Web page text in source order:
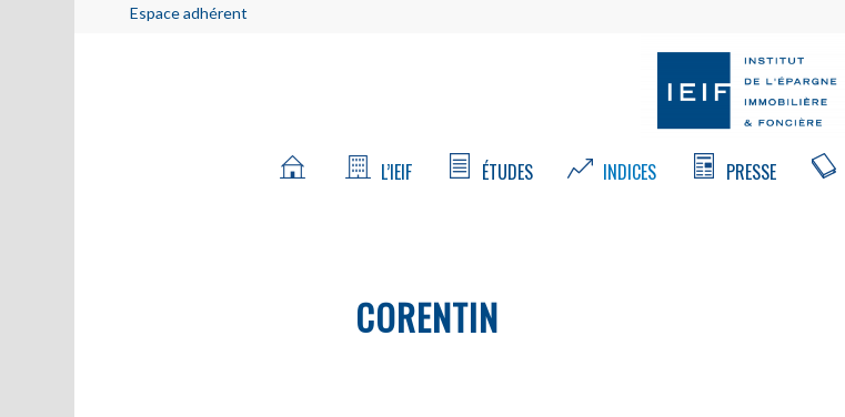
Espace adhérent
L’IEIF ÉTUDES INDICES PRESSE
CORENTIN